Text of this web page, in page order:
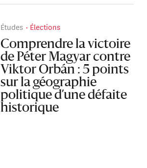
Études Élections
Comprendre la victoire
de Péter Magyar contre
Viktor Orbán : 5 points
sur la géographie
politique d’une défaite
historique